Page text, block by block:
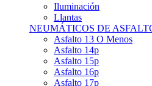
Llantas
NEUMÁTICOS DE ASFALTO
Asfalto 13 O Menos
Asfalto 14p
Asfalto 15p
Asfalto 16p
Asfalto 17p
Asfalto >= 18p